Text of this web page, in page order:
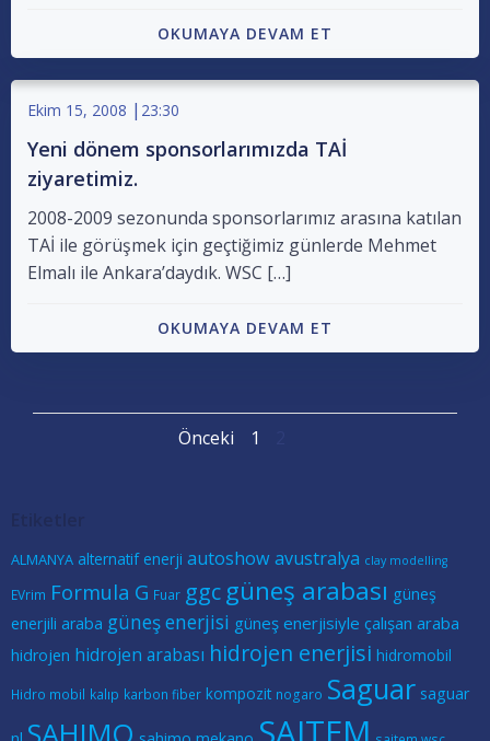
OKUMAYA DEVAM ET
Ekim 15, 2008 | 23:30
Yeni dönem sponsorlarımızda TAİ
ziyaretimiz.
2008-2009 sezonunda sponsorlarımız arasına katılan
TAİ ile görüşmek için geçtiğimiz günlerde Mehmet
Elmalı ile Ankara’daydık. WSC […]
OKUMAYA DEVAM ET
Posts
Önceki
Posts
Page
1
ALMANYA alternatif enerji autoshowavustralya clay modelling
EVrim Formula G Fuar ggc güneş arabası güneş
enerjili araba güneş enerjisi güneş enerjisiyle çalışan araba
hidrojen hidrojen arabası hidrojen enerjisi hidromobil
Hidro mobil kalıp karbon fiber kompozit nogaro Saguar saguar
SAHIMO SAITEM